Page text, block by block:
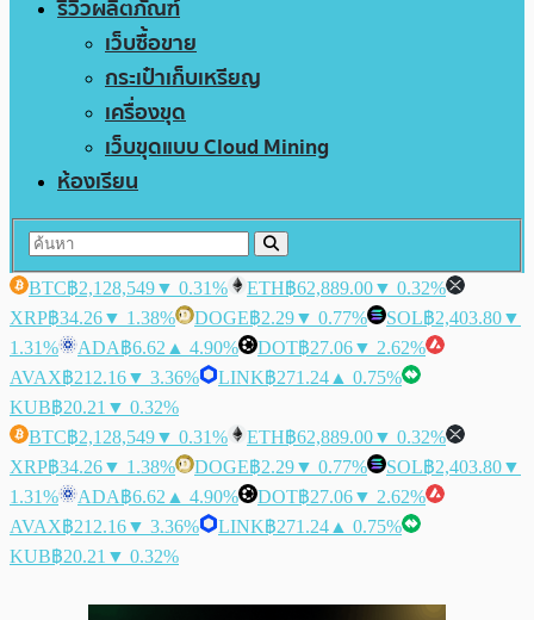
รีวิวผลิตภัณฑ์
เว็บซื้อขาย
กระเป๋าเก็บเหรียญ
เครื่องขุด
เว็บขุดแบบ Cloud Mining
ห้องเรียน
BTC฿2,128,549▼ 0.31% ETH฿62,889.00▼ 0.32%
XRP฿34.26▼ 1.38% DOGE฿2.29▼ 0.77% SOL฿2,403.80▼
1.31%
ADA฿6.62 ▲ 4.90% DOT฿27.06▼ 2.62%
AVAX฿212.16▼ 3.36% LINK฿271.24 ▲ 0.75%
KUB฿20.21 ▼ 0.32%
BTC฿2,128,549▼ 0.31% ETH฿62,889.00▼ 0.32%
XRP฿34.26▼ 1.38% DOGE฿2.29▼ 0.77% SOL฿2,403.80▼
1.31%
ADA฿6.62 ▲ 4.90% DOT฿27.06▼ 2.62%
AVAX฿212.16▼ 3.36% LINK฿271.24 ▲ 0.75%
KUB฿20.21 ▼ 0.32%